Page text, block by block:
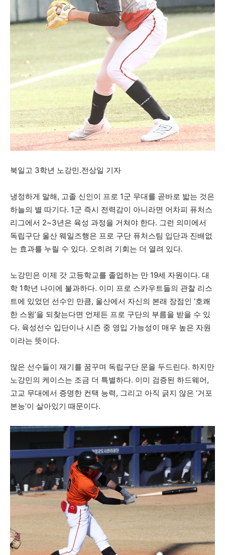
북일고 3학년 노강민.전상일 기자
냉정하게 말해, 고졸 신인이 프로 1군 무대를 곧바로 밟는 것은
하늘의 별 따기다. 1군 즉시 전력감이 아니라면 어차피 퓨처스
리그에서 2~3년은 육성 과정을 거쳐야 한다. 그런 의미에서
독립구단 울산 웨일즈행은 프로 구단 퓨처스팀 입단과 진배없
는 효과를 누릴 수 있다. 오히려 기회는 더 열려 있다.
노강민은 이제 갓 고등학교를 졸업하는 만 19세 자원이다. 대
학 1학년 나이에 불과하다. 이미 프로 스카우트들의 관찰 리스
트에 있었던 선수인 만큼, 울산에서 자신의 본래 장점인 ‘호쾌
한 스윙’을 되찾는다면 언제든 프로 구단의 부름을 받을 수 있
다. 육성선수 입단이나 시즌 중 영입 가능성이 매우 높은 자원
이라는 뜻이다.
많은 선수들이 재기를 꿈꾸며 독립구단 문을 두드린다. 하지만
노강민의 케이스는 조금 더 특별하다. 이미 검증된 하드웨어,
고교 무대에서 증명한 컨택 능력, 그리고 아직 긁지 않은 ‘거포
본능’이 살아있기 때문이다.